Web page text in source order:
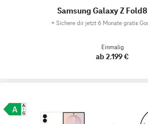
Samsung Galaxy Z
+ Sichere dir jetzt 6 Monate gratis
Einmalig
ab 2.199 €